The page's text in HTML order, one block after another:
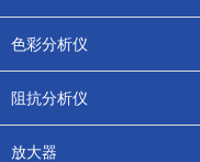
色彩分析仪
阻抗分析仪
放大器